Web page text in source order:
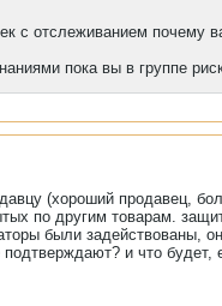
с отслеживанием почему
пока вы в группе
(хороший продавец,
по другим товарам.
были задействованы,
и что будет,